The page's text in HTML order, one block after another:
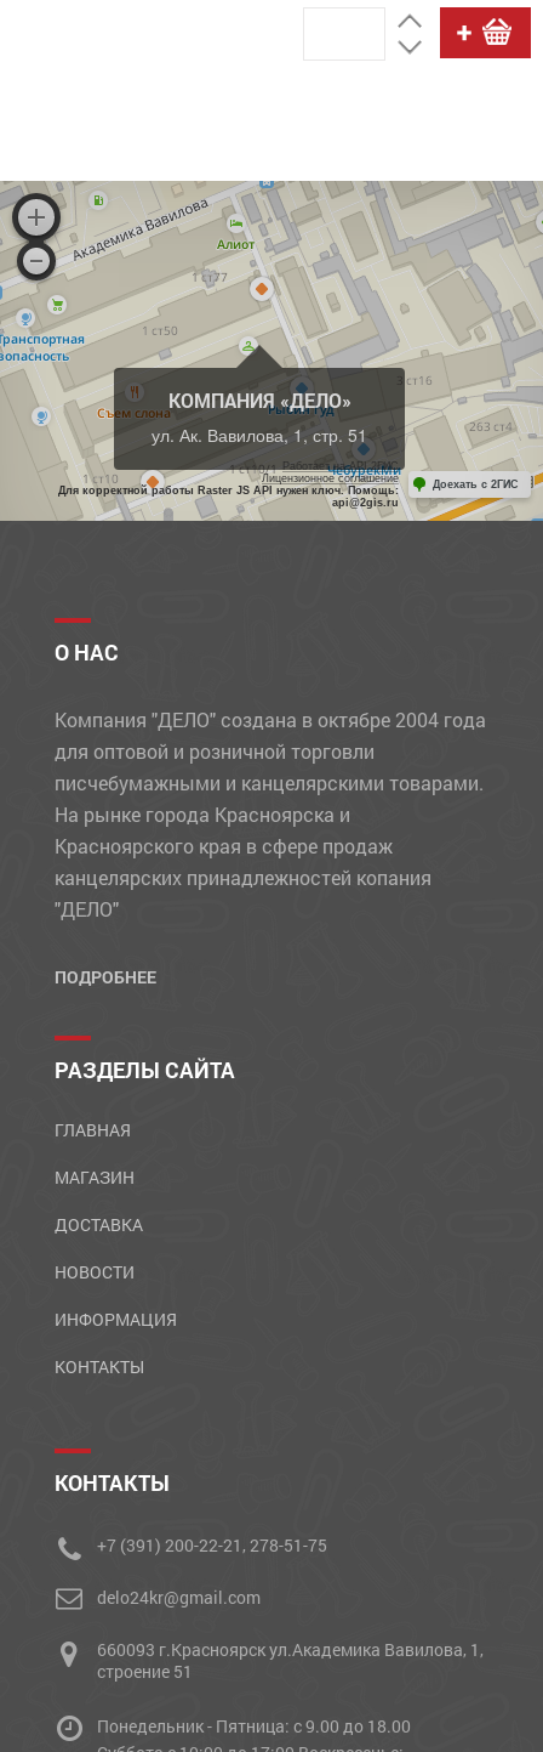
КОМПАНИЯ «ДЕЛО»
ул. Ак. Вавилова, 1, стр. 51
Работает на API 2ГИС
Лицензионное соглашение
Для корректной работы Raster JS API нужен ключ. Помощь:
api@2gis.ru
Доехать с 2ГИС
О НАС
Компания "ДЕЛО" создана в октябре 2004 года
для оптовой и розничной торговли
писчебумажными и канцелярскими товарами.
На рынке города Красноярска и
Красноярского края в сфере продаж
канцелярских принадлежностей копания
"ДЕЛО"
ПОДРОБНЕЕ
РАЗДЕЛЫ САЙТА
ГЛАВНАЯ
МАГАЗИН
ДОСТАВКА
НОВОСТИ
ИНФОРМАЦИЯ
КОНТАКТЫ
КОНТАКТЫ
+7 (391) 200-22-21, 278-51-75
delo24kr@gmail.com
660093 г.Красноярск ул.Академика Вавилова, 1,
строение 51
Понедельник - Пятница: с 9.00 до 18.00